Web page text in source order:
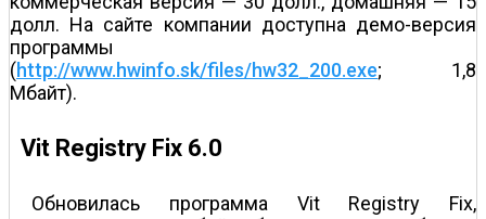
долл. На сайте компании доступна демо-версия
программы
(http://www.hwinfo.sk/files/hw32_200.exe; 1,8
Мбайт).
Vit Registry Fix 6.0
Обновилась программа Vit Registry Fix,